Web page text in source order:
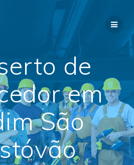
de
em
São